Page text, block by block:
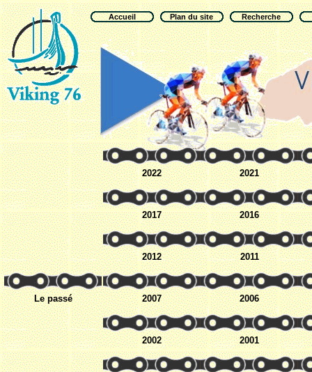
Accueil Plan du site Recherche
Le passé
2022 2021
2017 2016
2012 2011
2007 2006
2002 2001